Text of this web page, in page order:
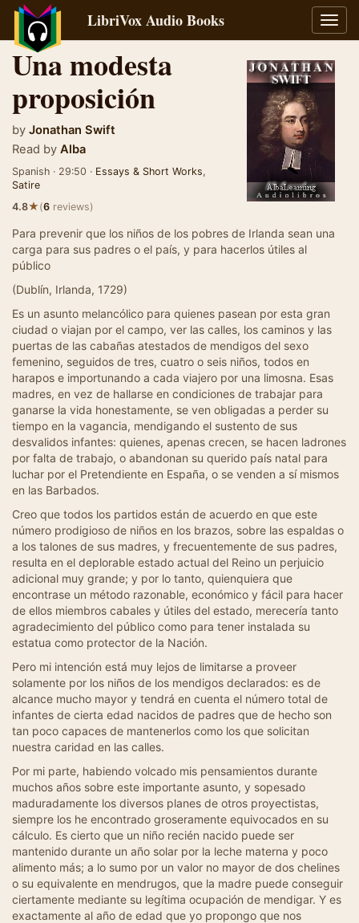
LibriVox Audio Books
Una modesta
proposición
by Jonathan Swift
Read by Alba
Spanish · 29:50 · Essays & Short Works,
Satire
4.8★(6 reviews)
Para prevenir que los niños de los pobres de Irlanda sean una
carga para sus padres o el país, y para hacerlos útiles al
público
(Dublín, Irlanda, 1729)
Es un asunto melancólico para quienes pasean por esta gran
ciudad o viajan por el campo, ver las calles, los caminos y las
puertas de las cabañas atestados de mendigos del sexo
femenino, seguidos de tres, cuatro o seis niños, todos en
harapos e importunando a cada viajero por una limosna. Esas
madres, en vez de hallarse en condiciones de trabajar para
ganarse la vida honestamente, se ven obligadas a perder su
tiempo en la vagancia, mendigando el sustento de sus
desvalidos infantes: quienes, apenas crecen, se hacen ladrones
por falta de trabajo, o abandonan su querido país natal para
luchar por el Pretendiente en España, o se venden a sí mismos
en las Barbados.
Creo que todos los partidos están de acuerdo en que este
número prodigioso de niños en los brazos, sobre las espaldas o
a los talones de sus madres, y frecuentemente de sus padres,
resulta en el deplorable estado actual del Reino un perjuicio
adicional muy grande; y por lo tanto, quienquiera que
encontrase un método razonable, económico y fácil para hacer
de ellos miembros cabales y útiles del estado, merecería tanto
agradecimiento del público como para tener instalada su
estatua como protector de la Nación.
Pero mi intención está muy lejos de limitarse a proveer
solamente por los niños de los mendigos declarados: es de
alcance mucho mayor y tendrá en cuenta el número total de
infantes de cierta edad nacidos de padres que de hecho son
tan poco capaces de mantenerlos como los que solicitan
nuestra caridad en las calles.
Por mi parte, habiendo volcado mis pensamientos durante
muchos años sobre este importante asunto, y sopesado
maduradamente los diversos planes de otros proyectistas,
siempre los he encontrado groseramente equivocados en su
cálculo. Es cierto que un niño recién nacido puede ser
mantenido durante un año solar por la leche materna y poco
alimento más; a lo sumo por un valor no mayor de dos chelines
o su equivalente en mendrugos, que la madre puede conseguir
ciertamente mediante su legítima ocupación de mendigar. Y es
exactamente al año de edad que yo propongo que nos